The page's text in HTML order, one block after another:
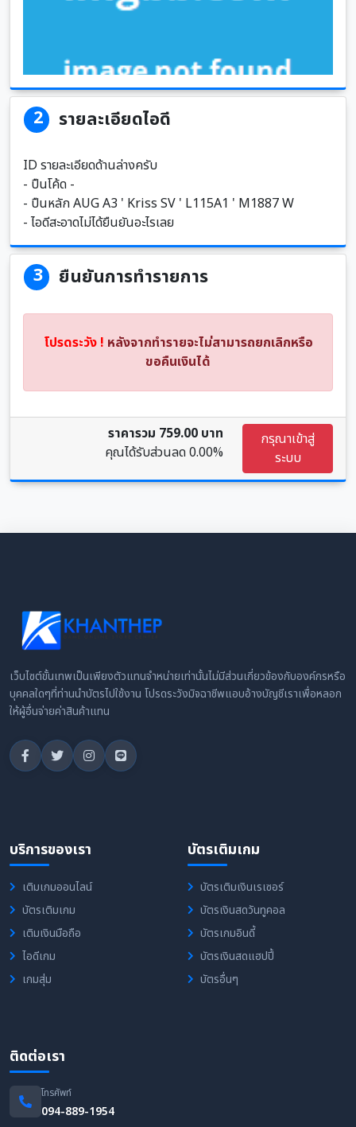
2 รายละเอียดไอดี
ID รายละเอียดด้านล่างครับ
- ปืนโค้ด -
- ปืนหลัก AUG A3 ' Kriss SV ' L115A1 ' M1887 W
- ไอดีสะอาดไม่ได้ยืนยันอะไรเลย
3 ยืนยันการทำรายการ
โปรดระวัง ! หลังจากทำรายจะไม่สามารถยกเลิกหรือ
ขอคืนเงินได้
ราคารวม 759.00 บาท
คุณได้รับส่วนลด0.00%
กรุณาเข้าสู่
ระบบ
เว็บไซต์ขั้นเทพเป็นเพียงตัวแทนจำหน่ายเท่านั้นไม่มีส่วนเกี่ยวข้องกับองค์กรหรือ
บุคคลใดๆที่ท่านนำบัตรไปใช้งาน โปรดระวังมิจฉาชีพแอบอ้างบัญชีเราเพื่อหลอก
ให้ผู้อื่นจ่ายค่าสินค้าแทน
บริการของเรา
เติมเกมออนไลน์
บัตรเติมเกม
เติมเงินมือถือ
ไอดีเกม
เกมสุ่ม
บัตรเติมเกม
บัตรเติมเงินเรเซอร์
บัตรเงินสดวันทูคอล
บัตรเกมอินดี้
บัตรเงินสดแฮปปี้
บัตรอื่นๆ
ติดต่อเรา
โทรศัพท์
094-889-1954